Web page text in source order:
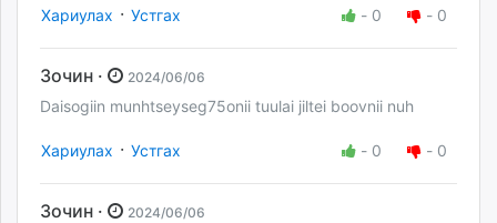
Хариулах · Устгах - 0 - 0
Зочин · 2024/06/06
Daisogiin munhtseyseg75onii tuulai jiltei boovnii nuh
Хариулах · Устгах - 0 - 0
Зочин · 2024/06/06